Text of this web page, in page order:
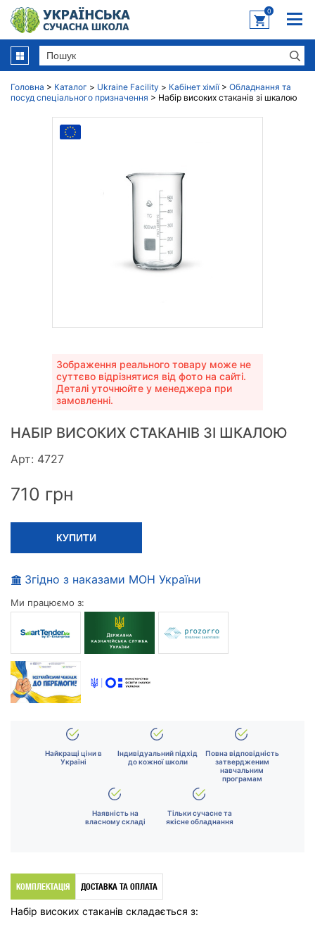
0
Головна > Каталог > Ukraine Facility > Кабінет хімії> Обладнання та
посуд спеціального призначення > Набір високих стаканів зі шкалою
Зображення реального товару може не
суттєво відрізнятися від фото на сайті.
Деталі уточнюйте у менеджера при
замовленні.
НАБІР ВИСОКИХ СТАКАНІВ ЗІ ШКАЛОЮ
Арт: 4727
710 грн
КУПИТИ
Згідно з наказами МОН України
Ми працюємо з:
Найкращі ціни в
Україні
Індивідуальний підхід
до кожної школи
Повна відповідність
затвердженим
навчальним
програмам
Наявність на
власному складі
Тільки сучасне та
якісне обладнання
КОМПЛЕКТАЦІЯ ДОСТАВКА ТА ОПЛАТА
Набір високих стаканів складається з: